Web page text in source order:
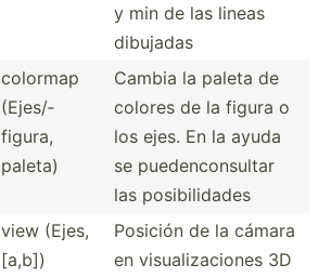
y min de las lineas
dibujadas
colormap
(Ejes/­
figura,
paleta)
Cambia la paleta de
colores de la figura o
los ejes. En la ayuda
se pueden­con­sultar
las posibi­lidades
view (Ejes,
[a,b])
Posición de la cámara
en visual­iza­ciones 3D